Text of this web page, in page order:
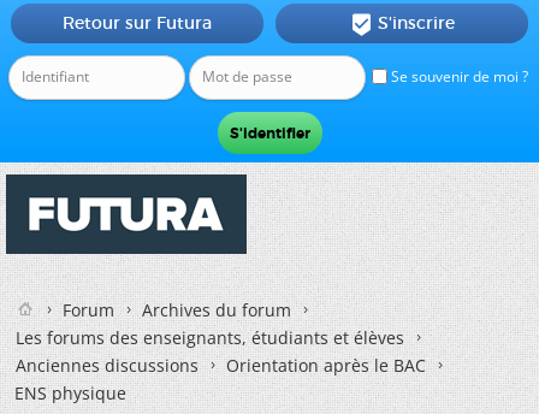
Se souvenir de moi ?
Retour sur Futura  S'inscrire
Forum
Archives du forum
Les forums des enseignants, étudiants et élèves
Anciennes discussions
Orientation après le BAC
ENS physique